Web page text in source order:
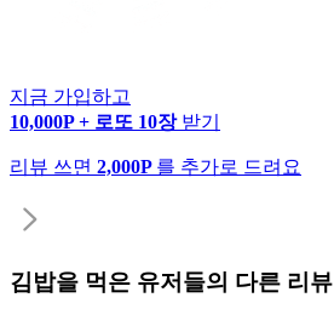
지금 가입하고
10,000P + 로또 10장 받기
리뷰 쓰면 2,000P 를 추가로 드려요
김밥을 먹은 유저들의 다른 리뷰